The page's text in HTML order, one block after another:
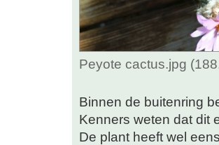
Peyote cactus.jpg
Binnen de buitenring
Kenners weten dat dit
De plant heeft wel